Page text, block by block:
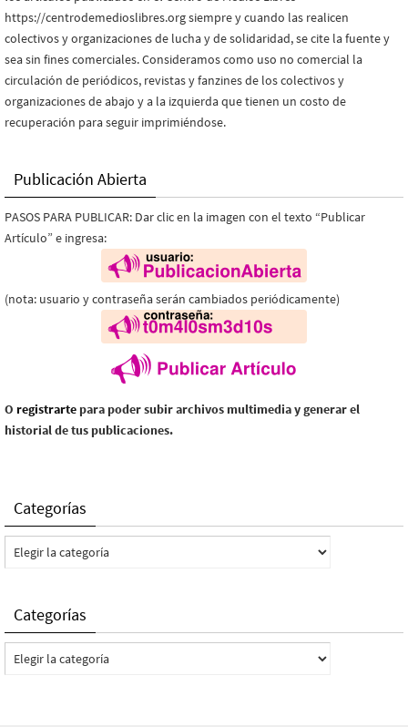
https://centrodemedioslibres.org siempre y cuando las realicen
colectivos y organizaciones de lucha y de solidaridad, se cite la fuente y
sea sin fines comerciales. Consideramos como uso no comercial la
circulación de periódicos, revistas y fanzines de los colectivos y
organizaciones de abajo y a la izquierda que tienen un costo de
recuperación para seguir imprimiéndose.
Publicación Abierta
PASOS PARA PUBLICAR: Dar clic en la imagen con el texto “Publicar
Artículo” e ingresa:
(nota: usuario y contraseña serán cambiados periódicamente)
O registrarte para poder subir archivos multimedia y generar el
historial de tus publicaciones.
Categorías
Categorías
Categorías
Categorías